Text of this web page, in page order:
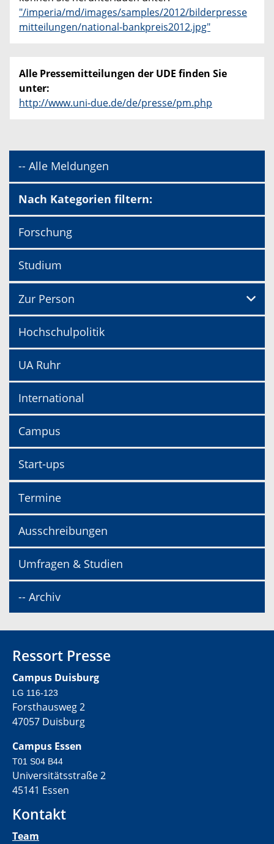
"/imperia/md/images/samples/2012/bilderpresse
mitteilungen/national-bankpreis2012.jpg"
Alle Pressemitteilungen der UDE finden Sie
unter:
http://www.uni-due.de/de/presse/pm.php
-- Alle Meldungen
Nach Kategorien filtern:
Forschung
Studium
Zur Person
Hochschulpolitik
UA Ruhr
International
Campus
Start-ups
Termine
Ausschreibungen
Umfragen & Studien
-- Archiv
Ressort Presse
Campus Duisburg
LG 116-123
Forsthausweg 2
47057 Duisburg
Campus Essen
T01 S04 B44
Universitätsstraße 2
45141 Essen
Kontakt
Team